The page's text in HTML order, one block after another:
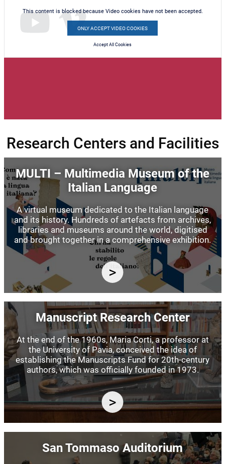
This content is blocked because Video cookies have not been accepted.
ONLY ACCEPT VIDEO COOKIES
Accept All Cookies
Research Centers and Facilities
MULTI – Multimedia Museum of the
Italian Language
A virtual museum dedicated to the Italian language
and its history. Hundreds of artefacts from archives,
libraries and museums around the world, digitised
and brought together in a comprehensive exhibition.
Image
Manuscript Research Center
At the end of the 1960s, Maria Corti, a professor at
the University of Pavia, conceived the idea of
establishing the Manuscripts Fund for 20th-century
authors, which was officially founded in 1973.
San Tommaso Auditorium